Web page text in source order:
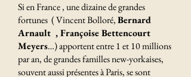
Si en France , une dizaine de grandes
fortunes ( Vincent Bolloré,Bernard
Arnault , Françoise Bettencourt
Meyers…) apportent entre 1 et 10 millions
par an, de grandes familles new-yorkaises,
souvent aussi présentes à Paris, se sont